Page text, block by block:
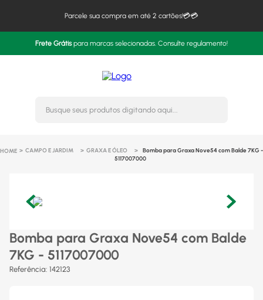
Parcele sua compra em até 2 cartões!💳💳
Frete Grátispara marcas selecionadas. Consulte regulamento!
Busque seus produtos
CAMPO E JARDIM GRAXA E ÓLEO
Bomba para Graxa Nove54 com Balde 7KG -
5117007000
Bomba para Graxa Nove54 com Balde
7KG - 5117007000
Referência: 142123